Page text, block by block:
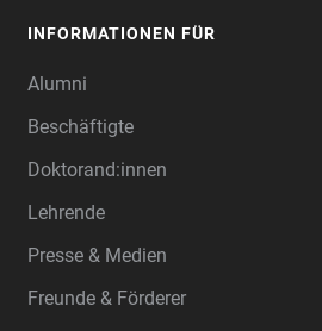
INFORMATIONEN FÜR
Alumni
Beschäftigte
Doktorand:innen
Lehrende
Presse & Medien
Freunde & Förderer